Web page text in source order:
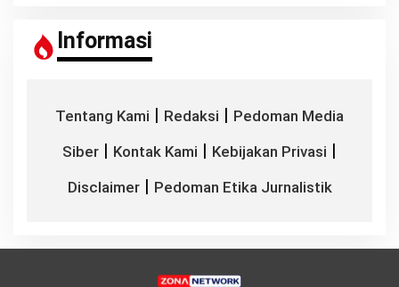
Informasi
Tentang Kami | Redaksi | Pedoman Media
Siber | Kontak Kami | Kebijakan Privasi |
Disclaimer| Pedoman Etika Jurnalistik